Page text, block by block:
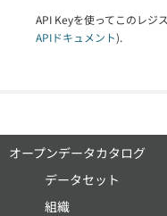
API Keyを使ってこのレジ
APIドキュメント).
オープンデータカタログ
データセット
組織